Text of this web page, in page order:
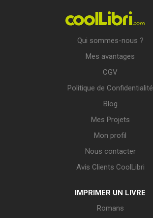
Qui sommes-nous ?
Mes avantages
CGV
Politique de Confidentialité
Blog
Mes Projets
Mon profil
Nous contacter
Avis Clients CoolLibri
IMPRIMER UN LIVRE
Romans